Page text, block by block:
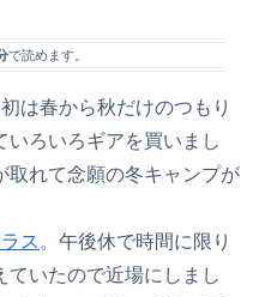
で読めます。
は春から秋だけのつもり
いろいろギアを買いまし
取れて念願の冬キャンプが
ス 。午後休で時間に限り
ていたので近場にしまし